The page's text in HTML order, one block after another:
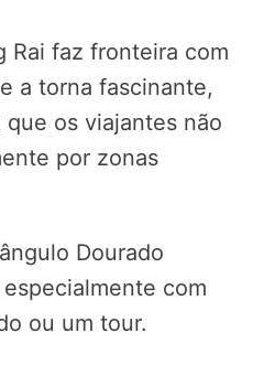
Rai faz fronteira com
a torna fascinante,
os viajantes não
por zonas
Dourado
com
ou um tour.